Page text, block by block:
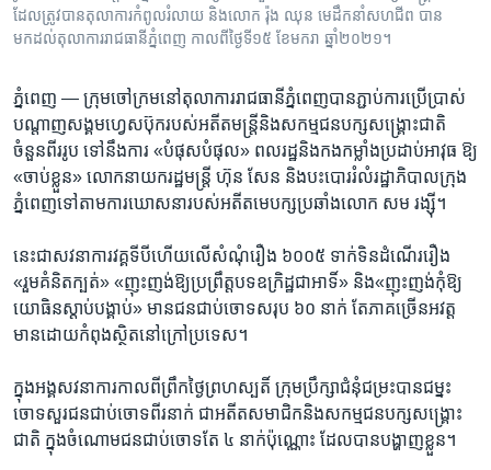
ទៅ​
កាន់​
ស្វែង​
ដែលត្រូវបានតុលាការកំពូលរំលាយ និងលោក រ៉ុង ឈុន មេដឹកនាំសហជីព បាន
មកដល់តុលាការរាជធានីភ្នំពេញ កាលពីថ្ងៃទី១៥ ខែមករា ឆ្នាំ២០២១។
ភ្នំពេញ — ក្រុម​ចៅក្រម​នៅ​តុលាការរាជធានី​ភ្នំពេញ​បាន​ភ្ជាប់​ការ​ប្រើប្រាស់​
បណ្តាញ​សង្គម​ហ្វេសប៊ុក​របស់​អតីត​មន្ត្រី​និង​សកម្មជន​បក្ស​សង្គ្រោះជាតិ​
ចំនួន​ពីរ​រូប​ ទៅ​នឹង​ការ «បំផុសបំផុល» ​ពល​រដ្ឋ​និង​កង​កម្លាំង​ប្រដាប់អាវុធ​ ឱ្យ
«ចាប់ខ្លួន» លោក​នាយក​រដ្ឋមន្ត្រី​ ហ៊ុន សែន​ និង​បះបោរ​រំលំ​រដ្ឋាភិបាល​ក្រុង​
ភ្នំពេញ​ទៅតាម​ការ​ឃោសនារបស់​អតីត​មេ​បក្ស​ប្រឆាំង​លោក​ សម រង្ស៊ី។
នេះ​ជា​សវនាការ​វគ្គ​ទី​បី​ហើយ​លើ​សំណុំ​រឿង​ ៦០០៥ ទាក់ទិន​ដំណើរ​រឿង
«រួម​គំនិត​ក្បត់» «ញុះញង់​ឱ្យ​ប្រព្រឹត្ត​បទ​ឧក្រិដ្ឋ​ជា​អាទិ៍» និង«ញុះញង់​កុំ​ឱ្យ​
យោធិន​ស្ដាប់​បង្គាប់» មាន​ជន​ជាប់​ចោទ​សរុប​ ៦០ ​នាក់​ តែ​ភាគច្រើន​អវត្ត
មាន​ដោយ​កំពុង​ស្ថិត​នៅ​ក្រៅ​ប្រទេស។
ក្នុង​អង្គ​សវនាការ​កាល​ពី​ព្រឹក​ថ្ងៃ​ព្រហស្បតិ៍ ក្រុមប្រឹក្សា​ជំនុំ​ជម្រះ​បាន​ជម្នះ​
ចោទ​សួរ​ជន​ជាប់​ចោទ​ពីរ​នាក់​ ជា​អតីត​សមាជិក​និង​សកម្មជន​បក្ស​សង្គ្រោះ​
ជាតិ ​ក្នុង​ចំណោម​ជន​ជាប់​ចោទ​តែ​ ៤ ​នាក់​ប៉ុណ្ណោះ ដែល​បាន​បង្ហាញ​ខ្លួន។